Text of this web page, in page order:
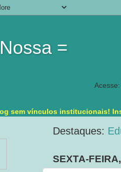
=
Acesse:
sem vínculos institucionais!
Destaques:
SEXTA-